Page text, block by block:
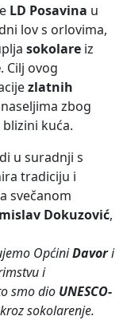
LD Posavina u
lov s orlovima,
sokolare iz
. Cilj ovog
zlatnih
zbog
kuća.
u suradnji s
tradiciju i
svečanom
Dokuzović,
OpćiniDavori
i
smo dio UNESCO-
kroz sokolarenje.